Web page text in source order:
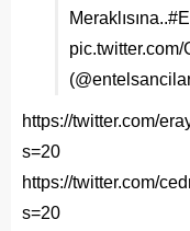
Meraklısına..
pic.twitter.com/
https://twitter.com/
s=20
https://twitter.com/
s=20